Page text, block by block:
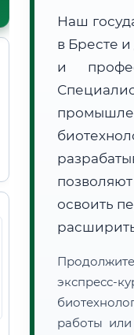
Наш
в Бресте
и
освоить
экспресс-
работы